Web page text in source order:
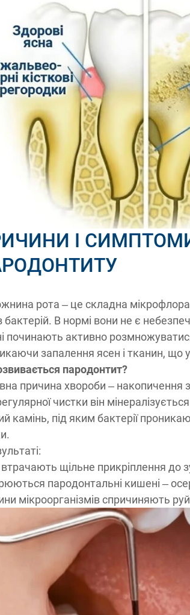
І
рота – це складна
бактерій. В нормі вони не є
починають активно
запалення ясен і тканин, що
пародонтит?
причина хвороби – накопичення
чистки він
камінь, під яким бактерії
щільне прикріплення до
пародонтальні кишені –
мікроорганізмів спричиняють